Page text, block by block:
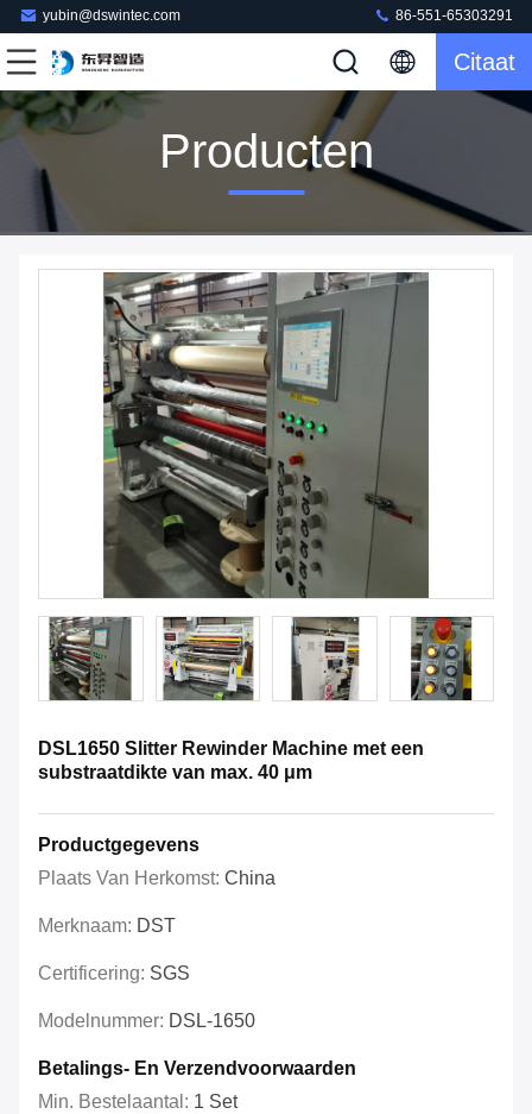
yubin@dswintec.com 86-551-65303291
Citaat
Producten
DSL1650 Slitter Rewinder Machine met een
substraatdikte van max. 40 μm
Productgegevens
Plaats Van Herkomst: China
Merknaam: DST
Certificering: SGS
Modelnummer: DSL-1650
Betalings- En Verzendvoorwaarden
Min. Bestelaantal: 1 Set